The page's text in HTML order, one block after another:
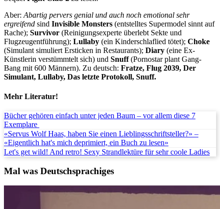
Aber: Abartig pervers genial und auch noch emotional sehr
ergreifend sind Invisible Monsters (entstelltes Supermodel sinnt auf
Rache); Survivor (Reinigungsexperte überlebt Sekte und
Flugzeugentführung); Lullaby (ein Kinderschlaflied tötet); Choke
(Simulant simuliert Ersticken in Restaurants); Diary (eine Ex-
Künstlerin verstümmtelt sich) und Snuff(Pornostar plant Gang-
Bang mit 600 Männern). Zu deutsch: Fratze, Flug 2039, Der
Simulant, Lullaby, Das letzte Protokoll, Snuff.
Mehr Literatur!
Bücher gehören einfach unter jeden Baum – vor allem diese 7
Exemplare
«Servus Wolf Haas, haben Sie einen Lieblingsschriftsteller?» –
«Eigentlich hat's mich deprimiert, ein Buch zu lesen»
Let's get wild! And retro! Sexy Strandlektüre für sehr coole Ladies
Mal was Deutschsprachiges